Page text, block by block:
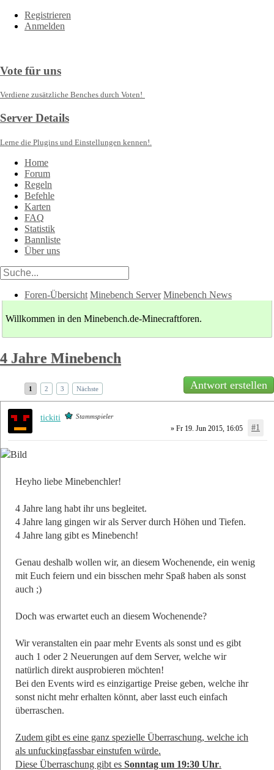
Registrieren
Anmelden
Vote für uns
Verdiene zusätzliche Benches durch Voten!
Server Details
Lerne die Plugins und Einstellungen kennen!.
Home
Forum
Regeln
Befehle
Karten
FAQ
Statistik
Bannliste
Über uns
Foren-Übersicht Minebench Server Minebench News
Willkommen in den Minebench.de-Minecraftforen.
4 Jahre Minebench
1 2 3 Nächste Antwort erstellen
» Fr 19. Jun 2015, 16:05 #1
Heyho liebe Minebenchler!
4 Jahre lang habt ihr uns begleitet.
4 Jahre lang gingen wir als Server durch Höhen und Tiefen.
4 Jahre lang gibt es Minebench!
Genau deshalb wollen wir, an diesem Wochenende, ein wenig
mit Euch feiern und ein bisschen mehr Spaß haben als sonst
auch ;)
Doch was erwartet euch an diesem Wochenende?
Wir veranstalten ein paar mehr Events als sonst und es gibt
auch 1 oder 2 Neuerungen auf dem Server, welche wir
natürlich direkt ausprobieren möchten!
Bei den Events wird es einzigartige Preise geben, welche ihr
sonst nicht mehr erhalten könnt, aber lasst euch einfach
überraschen.
Zudem gibt es eine ganz spezielle Überraschung, welche ich
als unfuckingfassbar einstufen würde.
Diese Überraschung gibt es Sonntag um 19:30 Uhr.
tickiti Stammspieler